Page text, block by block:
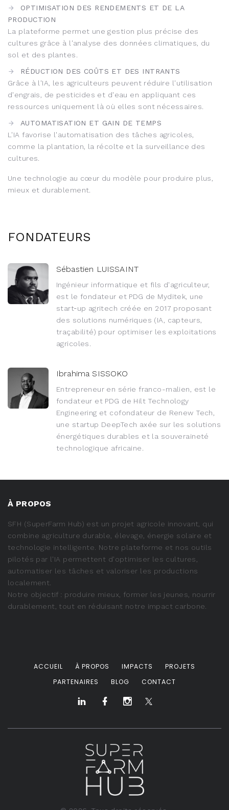
OPTIMISATION DES RENDEMENTS ET DE LA
PRODUCTION
La plateforme permet une gestion plus précise des
cultures grâce à l'analyse des données climatiques, du
sol et des plantes.
RÉDUCTION DES COÛTS ET DES INTRANTS
Grâce à l'IA, les agriculteurs peuvent réduire l'utilisation
d'engrais, de pesticides et d'eau en appliquant ces
ressources uniquement là où elles sont nécessaires.
AUTOMATISATION ET GAIN DE TEMPS
L'IA favorise l'automatisation des tâches agricoles,
comme la plantation, la récolte et la surveillance des
cultures.
Une technologie au cœur du modèle pour produire plus,
mieux et durablement.
FONDATEURS
Sébastien LUISSAINT
Ingénieur informatique et fils d'agriculteur,
est le fondateur et PDG de Myditek, une
start‑up agritech créée en 2017 proposant
des solutions numériques (IA, capteurs,
traçabilité) pour optimiser les exploitations
agricoles.
Ibrahima SISSOKO
Entrepreneur en série franco-malien, est le
fondateur et PDG de Hilt Technology
Engineering et cofondateur de Renew Tech,
une startup DeepTech axée sur les solutions
énergétiques durables et la souveraineté
technologique africaine.
À PROPOS
SFH (SuperFarm Hub) est un projet agricole innovant, qui
combine agriculture durable, élevage, énergie solaire et
technologie intelligente. Notre plateforme et nos outils
pilotés par l'IA permettent d'optimiser les cultures,
automatiser les tâches et valoriser les productions
localement.
Notre objectif : produire mieux, former les jeunes, nourrir
durablement, tout en réduisant notre impact carbone.
ACCUEIL À PROPOS IMPACTS
PROJETS
PARTENAIRES
BLOG CONTACT